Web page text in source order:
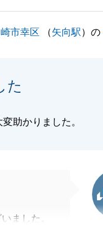
必要なこ
た。
崎市幸区 （矢向駅）の
た
助かりました。
ました。